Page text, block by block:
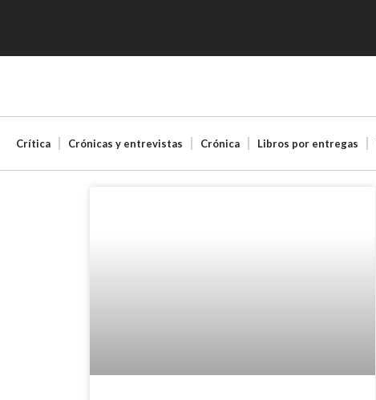
Crítica Crónicas y entrevistas Crónica Libros por entregas